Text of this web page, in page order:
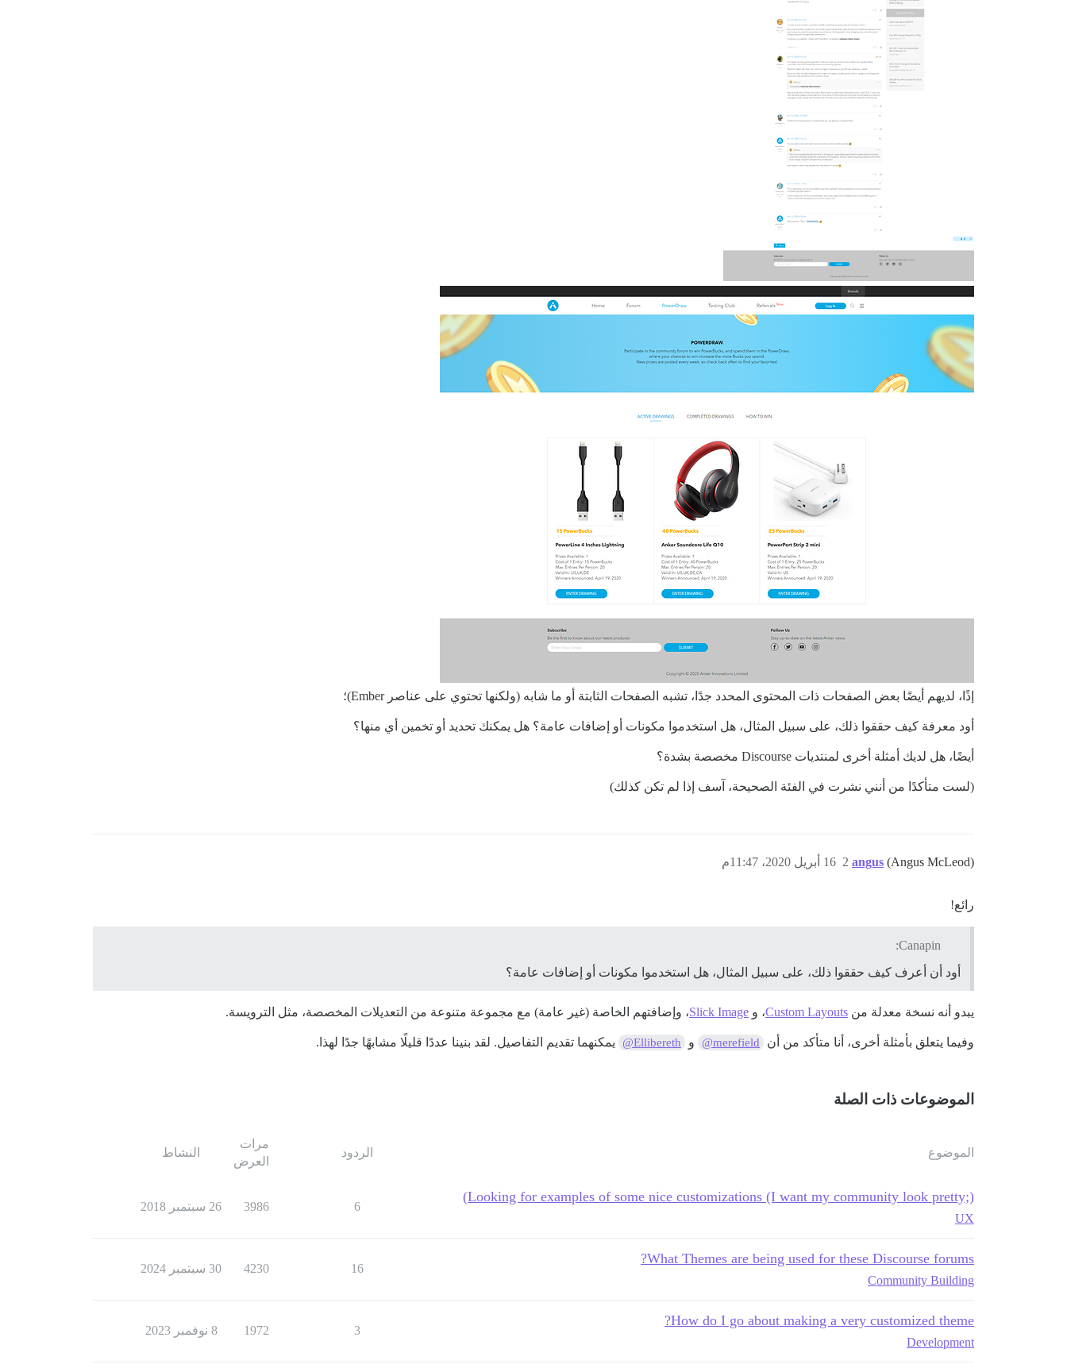
إذًا، لديهم أيضًا بعض الصفحات ذات المحتوى المحدد جدًا، تشبه الصفحات الثابتة أو ما شابه (ولكنها تحتوي على عناصر Ember)؛
أود معرفة كيف حققوا ذلك، على سبيل المثال، هل استخدموا مكونات أو إضافات عامة؟ هل يمكنك تحديد أو تخمين أي منها؟
أيضًا، هل لديك أمثلة أخرى لمنتديات Discourse مخصصة بشدة؟
(لست متأكدًا من أنني نشرت في الفئة الصحيحة، آسف إذا لم تكن كذلك)
angus (Angus McLeod) 16 أبريل 2020، 11:47م 2
رائع!
Canapin:
أود أن أعرف كيف حققوا ذلك، على سبيل المثال، هل استخدموا مكونات أو إضافات عامة؟
يبدو أنه نسخة معدلة من Custom Layouts، و Slick Image، وإضافتهم الخاصة (غير عامة) مع مجموعة متنوعة من التعديلات المخصصة، مثل الترويسة.
وفيما يتعلق بأمثلة أخرى، أنا متأكد من أن @merefield و @Ellibereth يمكنهما تقديم التفاصيل. لقد بنينا عددًا قليلًا مشابهًا جدًا لهذا.
الموضوعات ذات الصلة
الموضوع الردود
مرات
العرض
النشاط
Looking for examples of some nice customizations (I want my community look pretty;))
UX
6
3986 26 سبتمبر 2018
What Themes are being used for these Discourse forums?
Community Building
16
4230 30 سبتمبر 2024
How do I go about making a very customized theme?
Development
3
1972 8 نوفمبر 2023